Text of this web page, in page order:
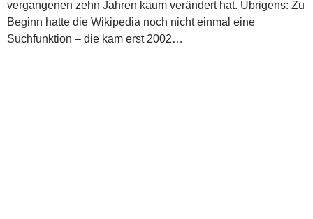
vergangenen zehn Jahren kaum verändert hat. Übrigens: Zu
Beginn hatte die Wikipedia noch nicht einmal eine
Suchfunktion – die kam erst 2002…